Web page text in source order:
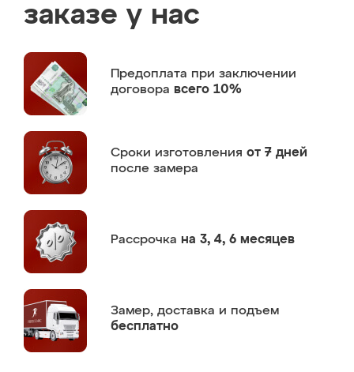
заказе у нас
Предоплата при заключении
договора всего 10%
Сроки изготовления от 7 дней
после замера
Рассрочка на 3, 4, 6 месяцев
Замер, доставка и подъем
бесплатно